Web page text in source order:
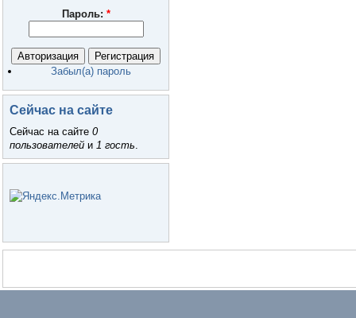
Пароль: *
Забыл(а) пароль
Сейчас на сайте
Сейчас на сайте 0
пользователей и 1 гость.